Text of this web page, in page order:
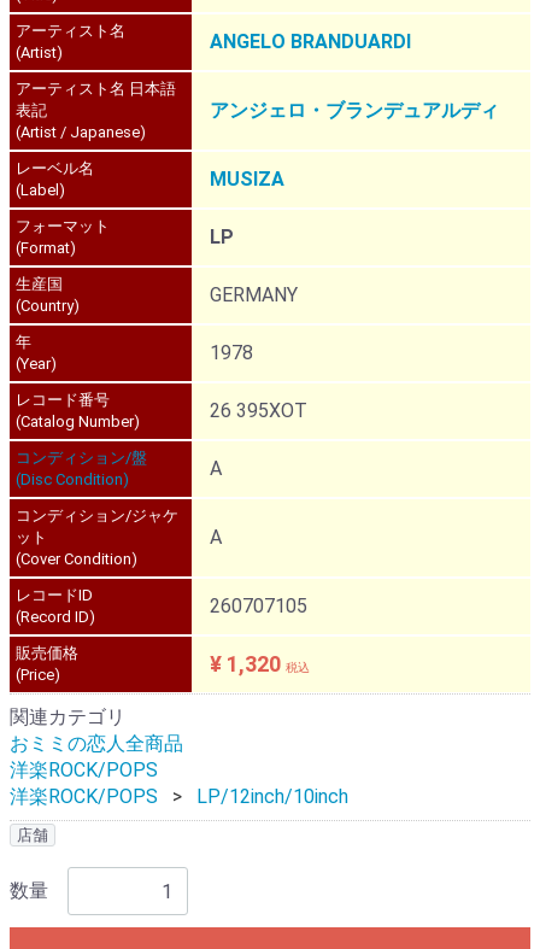
アーティスト名
(Artist)
ANGELO BRANDUARDI
アーティスト名 日本語
表記
(Artist / Japanese)
アンジェロ・ブランデュアルディ
レーベル名
(Label)
MUSIZA
フォーマット
(Format)
LP
生産国
(Country)
GERMANY
年
(Year)
1978
レコード番号
(Catalog Number)
26 395XOT
コンディション/盤
(Disc Condition)
A
コンディション/ジャケ
ット
(Cover Condition)
A
レコードID
(Record ID)
260707105
販売価格
(Price)
¥ 1,320 税込
関連カテゴリ
おミミの恋人全商品
洋楽ROCK/POPS
洋楽ROCK/POPS
LP/12inch/10inch
店舗
数量